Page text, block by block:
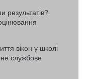
результатів?
вікон у школі
службове